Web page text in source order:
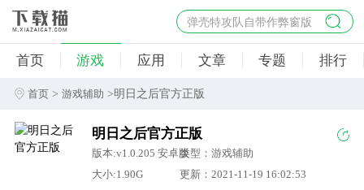
弹壳特攻队自带作弊窗版
杀手47行动
地狱幸存者破解版
首页 游戏 应用 文章 专题 排行
首页 >游戏辅助 >明日之后官方正版
明日之后官方正版
版本:v1.0.205 安卓版类型：游戏辅助
大小:1.90G
更新：2021-11-19 16:02:53